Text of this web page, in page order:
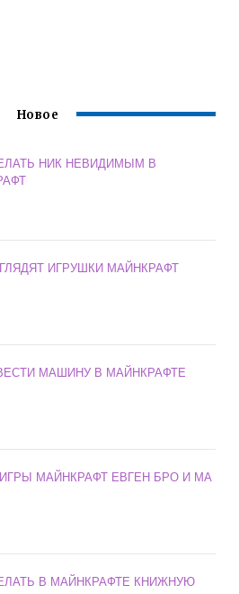
Новое
НИК НЕВИДИМЫМ В
ИГРУШКИ МАЙНКРАФТ
МАШИНУ В МАЙНКРАФТЕ
МАЙНКРАФТ ЕВГЕН БРО И МА
В МАЙНКРАФТЕ КНИЖНУЮ